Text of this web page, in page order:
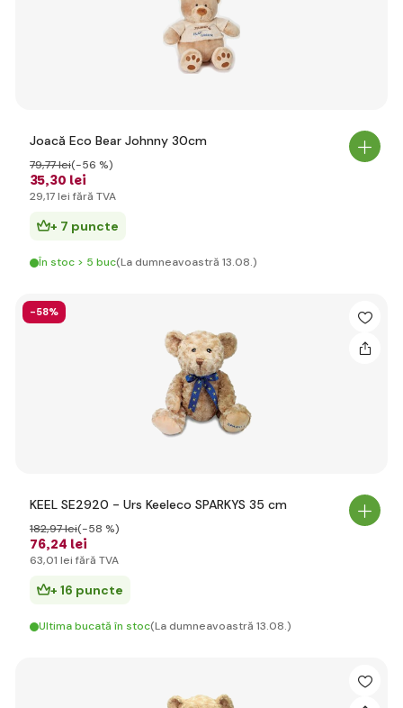
Joacă Eco Bear Johnny 30cm
35,30 lei
79,77 lei(-56 %)
29,17 lei fără TVA
+ 7 puncte
În stoc > 5 buc(La dumneavoastră 13.08.)
-58%
KEEL SE2920 - Urs Keeleco SPARKYS 35 cm
76,24 lei
182,97 lei(-58 %)
63,01 lei fără TVA
+ 16 puncte
Ultima bucată în stoc(La dumneavoastră 13.08.)